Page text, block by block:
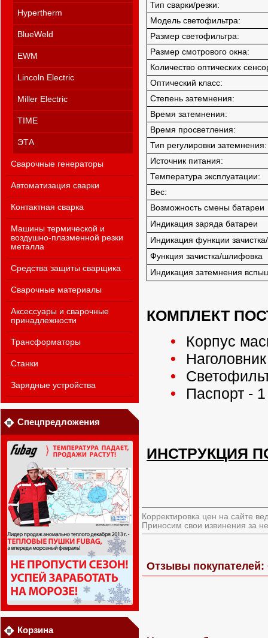
Hypertherm
BlueWeld
EWM
Lincoln Electric
Miller Electric
TIME
ЭТА
Сварочные генераторы
Автоматизация сварки
Контактная сварка
Машины термической и
воздушно-плазменной резки
металла
Средства защиты сварщика
Сварочные материалы
Аксессуары и сварочные
принадлежности
Трансформаторы
Станки
Зарядные устройства
Спецпредложения
Корзина
Тип сварки/резки:
Модель светофильтра:
Размер светофильтра:
Размер смотрового окна:
Количество оптических
Оптический класс:
Степень затемнения:
Время затемнения:
Время просветления:
Тип регулировки затемнения:
Источник питания:
Температура эксплуатации:
Вес:
Возможность смены батареи
Индикация заряда батареи
Индикация функции
Функция зачистка/шлифовка
Индикация затемнения
КОМПЛЕКТ
Корпус
Паспорт -
ИНСТРУКЦИЯ
Корректировка цен на сайте
Приносим свои извинения за
Отзывы покупателей: